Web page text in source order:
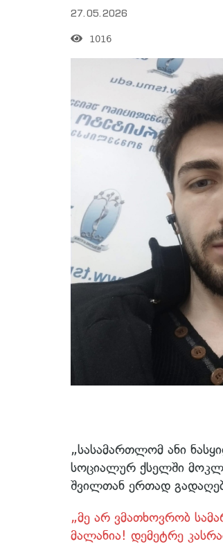
27.05.2026
1016
„სასამართლომ ანი
სოციალურ ქსელში
შვილთან ერთად
„მე არ ვმათხოვრობ
მალანია! დემეტრე